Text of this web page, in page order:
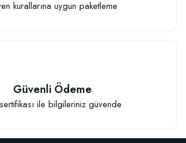
kurallarına uygun paketleme
Güvenli Ödeme
ile bilgileriniz güvende